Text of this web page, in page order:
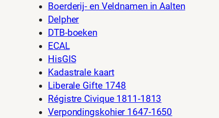
Boerderij- en Veldnamen in Aalten
Delpher
DTB-boeken
ECAL
HisGIS
Kadastrale kaart
Liberale Gifte 1748
Régistre Civique 1811-1813
Verpondingskohier 1647-1650